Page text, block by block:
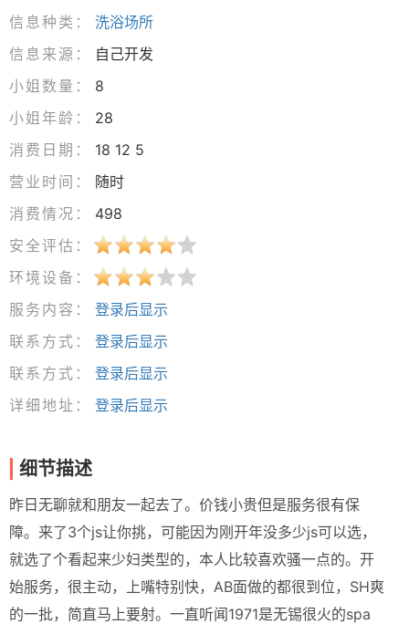
信息种类：
洗浴场所
信息来源：
自己开发
小姐数量：
8
小姐年龄：
28
消费日期：
18 12 5
营业时间：
随时
消费情况：
498
安全评估：
环境设备：
服务内容：
登录后显示
联系方式：
登录后显示
联系方式：
登录后显示
详细地址：
登录后显示
细节描述
昨日无聊就和朋友一起去了。价钱小贵但是服务很有保
障。来了3个js让你挑，可能因为刚开年没多少js可以选，
就选了个看起来少妇类型的，本人比较喜欢骚一点的。开
始服务，很主动，上嘴特别快，AB面做的都很到位，SH爽
的一批，简直马上要射。一直听闻1971是无锡很火的spa